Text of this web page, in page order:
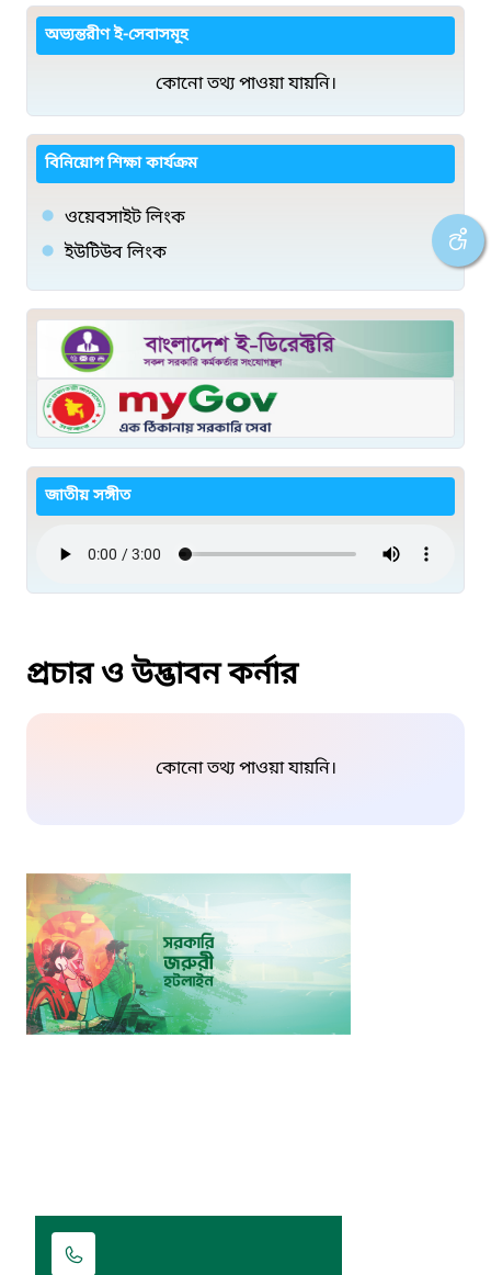
অভ্যন্তরীণ ই-সেবাসমূহ
কোনো তথ্য পাওয়া যায়নি।
বিনিয়োগ শিক্ষা কার্যক্রম
ওয়েবসাইট লিংক
ইউটিউব লিংক
জাতীয় সঙ্গীত
প্রচার ও উদ্ভাবন কর্নার
কোনো তথ্য পাওয়া যায়নি।